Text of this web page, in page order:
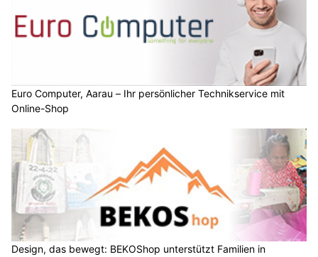
Euro Computer, Aarau – Ihr persönlicher Technikservice mit
Online-Shop
Design, das bewegt: BEKOShop unterstützt Familien in